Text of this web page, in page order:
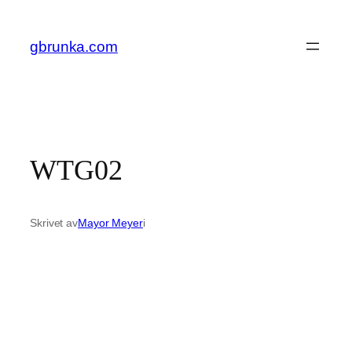
innehåll
gbrunka.com
WTG02
Skrivet avMayor Meyeri